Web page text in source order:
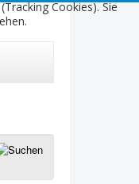
Cookies). Sie